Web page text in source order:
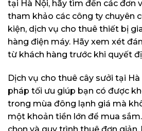
tại Hà Nội, hãy tìm đến các đơn
tham khảo các công ty chuyên
kiện, dịch vụ cho thuê thiết bị
hàng điện máy. Hãy xem xét
từ khách hàng trước khi quyết
Dịch vụ cho thuê cây sưởi tại
pháp tối ưu giúp bạn có được
trong mùa đông lạnh giá mà
một khoản tiền lớn để mua